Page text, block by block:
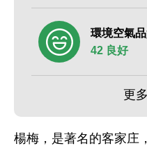
環境空氣
42 良好
更
楊梅，是著名的客家庄